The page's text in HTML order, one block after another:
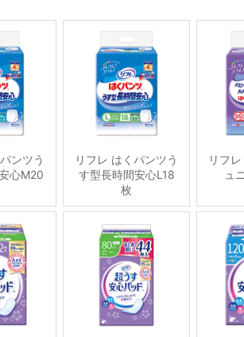
ンツう
心M20
リフレ はくパンツう
す型長時間安心L18
枚
リフ
ュ